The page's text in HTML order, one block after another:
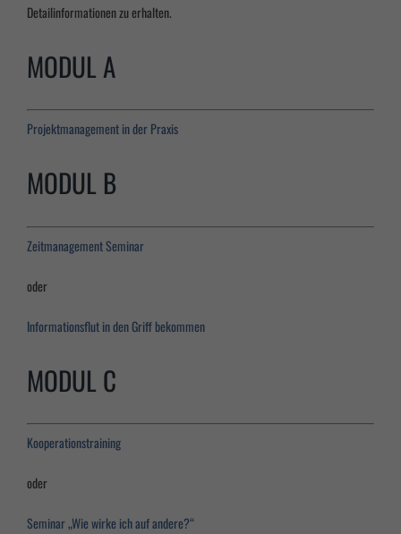
Detailinformationen zu erhalten.
MODUL A
Projektmanagement in der Praxis
MODUL B
Zeitmanagement Seminar
oder
Informationsflut in den Griff bekommen
MODUL C
Kooperationstraining
oder
Seminar „Wie wirke ich auf andere?“